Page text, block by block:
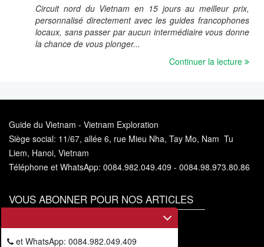
Circuit nord du Vietnam en 15 jours au meilleur prix,
personnalisé directement avec les guides francophones
locaux, sans passer par aucun intermédiaire vous donne
la chance de vous plonger...
Continuer la lecture
Guide du Vietnam - Vietnam Exploration
Siège social: 11/67, allée 6, rue Mieu Nha, Tay Mo, Nam Tu
Liem, Hanoi, Vietnam
Téléphone et WhatsApp: 0084.982.049.409 - 0084.98.973.80.86
VOUS ABONNER POUR NOS ARTICLES
abonner
et WhatsApp: 0084.982.049.409